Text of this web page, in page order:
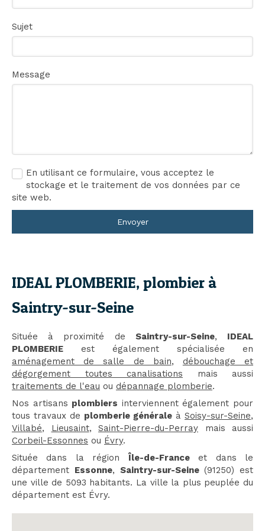
Sujet
Message
En utilisant ce formulaire, vous acceptez le
stockage et le traitement de vos données par ce
site web.
Envoyer
IDEAL PLOMBERIE, plombier à
Saintry-sur-Seine
Située à proximité de Saintry-sur-Seine, IDEAL
PLOMBERIE est également spécialisée en
aménagement de salle de bain, débouchage et
dégorgement toutes canalisations mais aussi
traitements de l'eau ou dépannage plomberie.
Nos artisans plombiers interviennent également pour
tous travaux de plomberie générale à Soisy-sur-Seine,
Villabé, Lieusaint, Saint-Pierre-du-Perray mais aussi
Corbeil-Essonnes ou Évry.
Située dans la régionÎle-de-Franceet dans le
département Essonne, Saintry-sur-Seine(91250) est
une ville de 5093 habitants. La ville la plus peuplée du
département est Évry.